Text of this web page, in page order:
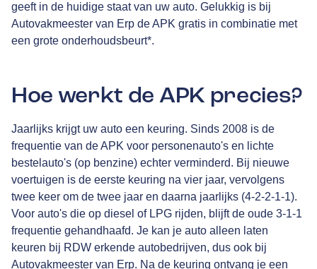
geeft in de huidige staat van uw auto. Gelukkig is bij
Autovakmeester van Erp de APK gratis in combinatie met
een grote onderhoudsbeurt*.
Hoe werkt de APK precies?
Jaarlijks krijgt uw auto een keuring. Sinds 2008 is de
frequentie van de APK voor personenauto's en lichte
bestelauto's (op benzine) echter verminderd. Bij nieuwe
voertuigen is de eerste keuring na vier jaar, vervolgens
twee keer om de twee jaar en daarna jaarlijks (4-2-2-1-1).
Voor auto's die op diesel of LPG rijden, blijft de oude 3-1-1
frequentie gehandhaafd. Je kan je auto alleen laten
keuren bij RDW erkende autobedrijven, dus ook bij
Autovakmeester van Erp. Na de keuring ontvang je een